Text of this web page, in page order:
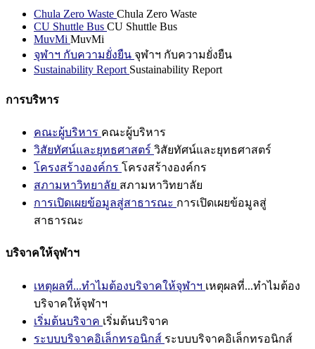
Chula Zero Waste Chula Zero Waste
CU Shuttle Bus CU Shuttle Bus
MuvMi MuvMi
จุฬาฯ กับความยั่งยืน จุฬาฯ กับความยั่งยืน
Sustainability Report Sustainability Report
การบริหาร
คณะผู้บริหาร คณะผู้บริหาร
วิสัยทัศน์และยุทธศาสตร์ วิสัยทัศน์และยุทธศาสตร์
โครงสร้างองค์กร โครงสร้างองค์กร
สภามหาวิทยาลัย สภามหาวิทยาลัย
การเปิดเผยข้อมูลสู่สาธารณะ การเปิดเผยข้อมูลสู่
สาธารณะ
บริจาคให้จุฬาฯ
เหตุผลที่...ทำไมต้องบริจาคให้จุฬาฯ เหตุผลที่...ทำไมต้อง
บริจาคให้จุฬาฯ
เริ่มต้นบริจาค เริ่มต้นบริจาค
ระบบบริจาคอิเล็กทรอนิกส์ ระบบบริจาคอิเล็กทรอนิกส์